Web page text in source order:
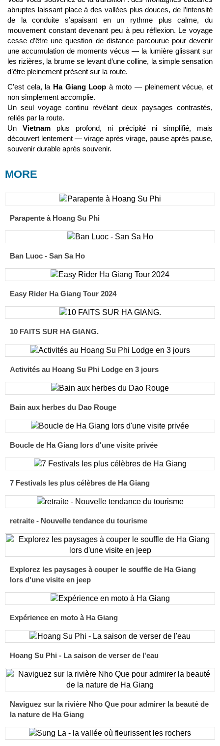
abruptes laissant place à des vallées plus douces, de l’intensité
de la conduite s’apaisant en un rythme plus calme, du
mouvement constant devenant peu à peu réflexion. Le voyage
cesse d’être une question de distance parcourue pour devenir
une accumulation de moments vécus — la lumière glissant sur
les rizières, la brume se levant d’une colline, la simple sensation
d’être pleinement présent sur la route.
C’est cela, la Ha Giang Loop à moto — pleinement vécue, et
non simplement accomplie.
Un seul voyage continu révélant deux paysages contrastés,
reliés par la route.
Un Vietnam plus profond, ni précipité ni simplifié, mais
découvert lentement — virage après virage, pause après pause,
souvenir durable après souvenir.
MORE
Parapente à Hoang Su Phi
Ban Luoc - San Sa Ho
Easy Rider Ha Giang Tour 2024
10 FAITS SUR HA GIANG.
Activités au Hoang Su Phi Lodge en 3 jours
Bain aux herbes du Dao Rouge
Boucle de Ha Giang lors d'une visite privée
7 Festivals les plus célèbres de Ha Giang
retraite - Nouvelle tendance du tourisme
Explorez les paysages à couper le souffle de Ha Giang
lors d'une visite en jeep
Expérience en moto à Ha Giang
Hoang Su Phi - La saison de verser de l'eau
Naviguez sur la rivière Nho Que pour admirer la beauté de
la nature de Ha Giang